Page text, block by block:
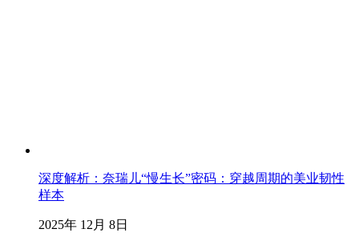
深度解析：奈瑞儿“慢生长”密码：穿越周期的美业韧性
样本
2025年 12月 8日